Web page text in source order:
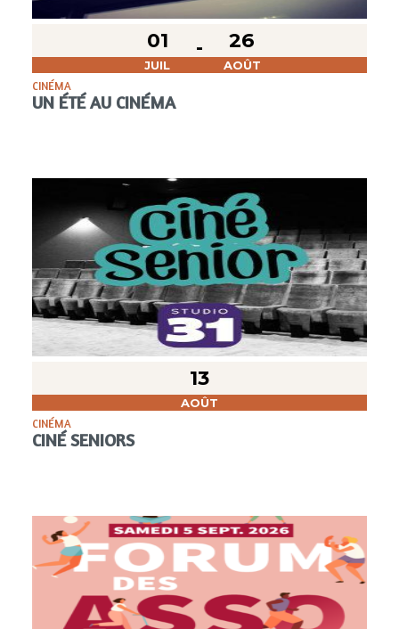
01
JUIL
26
AOÛT
CINÉMA
UN ÉTÉ AU CINÉMA
13
AOÛT
CINÉMA
CINÉ SENIORS